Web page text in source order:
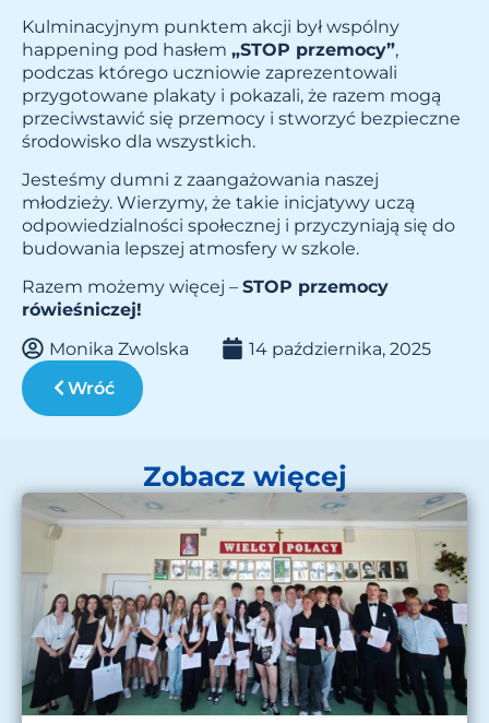
Kulminacyjnym punktem akcji był wspólny
happening pod hasłem „STOP przemocy”,
podczas którego uczniowie zaprezentowali
przygotowane plakaty i pokazali, że razem mogą
przeciwstawić się przemocy i stworzyć bezpieczne
środowisko dla wszystkich.
Jesteśmy dumni z zaangażowania naszej
młodzieży. Wierzymy, że takie inicjatywy uczą
odpowiedzialności społecznej i przyczyniają się do
budowania lepszej atmosfery w szkole.
Razem możemy więcej – STOP przemocy
rówieśniczej!
Monika Zwolska
14 października, 2025
Wróć
Zobacz więcej